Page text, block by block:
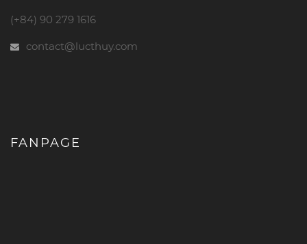
(+84) 90 279 1616
contact@lucthuy.com
FANPAGE